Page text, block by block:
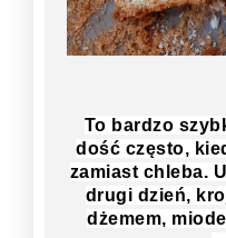
To bardzo
dość często,
zamiast chleba.
drugi dzień,
dżemem,